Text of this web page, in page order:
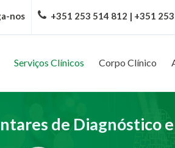
nos +351 253 514 812 | +351
Serviços Clínicos Corpo Clínico
de Diagnóstico